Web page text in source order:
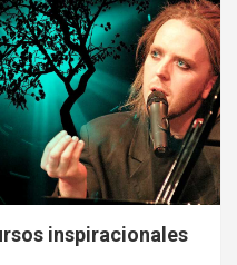
inspiracionales